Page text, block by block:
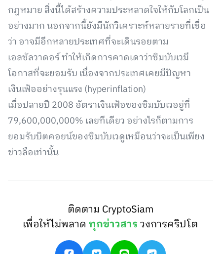
กฎหมาย สิ่งนี้ได้สร้างความประหลาดใจให้กับโลกเป็น
อย่างมาก นอกจากนี้ยังมีนักวิเคราะห์หลายรายที่เชื่อ
ว่า อาจมีอีกหลายประเทศที่จะเดินรอยตาม
เอลซัลวาดอร์ ทำให้เกิดการคาดเดาว่าซิมบับเวมี
โอกาสที่จะยอมรับ เนื่องจากประเทศเคยมีปัญหา
เงินเฟ้ออย่างรุนแรง (hyperinflation)
เมื่อปลายปี 2008 อัตราเงินเฟ้อของซิมบับเวอยู่ที่
79,600,000,000% เลยทีเดียว อย่างไรก็ตามการ
ยอมรับบิตคอยน์ของซิมบับเวดูเหมือนว่าจะเป็นเพียง
ข่าวลือเท่านั้น
ติดตาม CryptoSiam
เพื่อให้ไม่พลาดทุกข่าวสารวงการคริปโต